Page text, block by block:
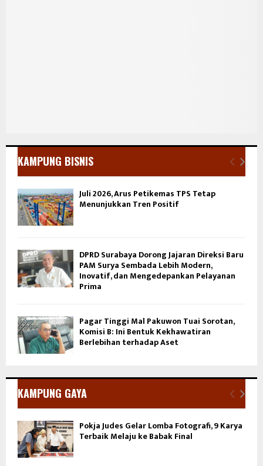
KAMPUNG BISNIS
Juli 2026, Arus Petikemas TPS Tetap
Menunjukkan Tren Positif
DPRD Surabaya Dorong Jajaran Direksi Baru
PAM Surya Sembada Lebih Modern,
Inovatif, dan Mengedepankan Pelayanan
Prima
Pagar Tinggi Mal Pakuwon Tuai Sorotan,
Komisi B: Ini Bentuk Kekhawatiran
Berlebihan terhadap Aset
KAMPUNG GAYA
Pokja Judes Gelar Lomba Fotografi, 9 Karya
Terbaik Melaju ke Babak Final